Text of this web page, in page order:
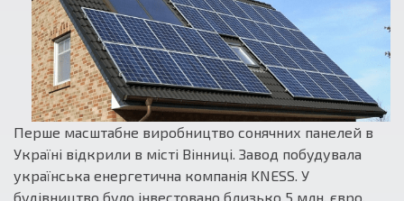
Перше масштабне виробництво сонячних панелей в
Україні відкрили в місті Вінниці. Завод побудувала
українська енергетична компанія KNESS. У
будівництво було інвестовано близько 5 млн. євро.